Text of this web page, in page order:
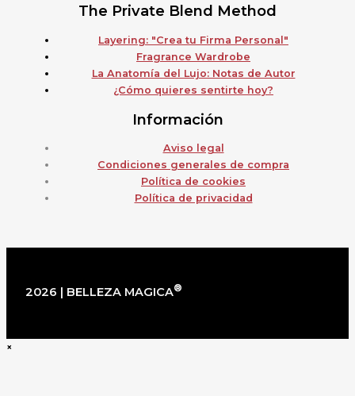
The Private Blend Method
Layering: "Crea tu Firma Personal"
Fragrance Wardrobe
La Anatomía del Lujo: Notas de Autor
¿Cómo quieres sentirte hoy?
Información
Aviso legal
Condiciones generales de compra
Política de cookies
Política de privacidad
2026 | BELLEZA MAGICA®
×